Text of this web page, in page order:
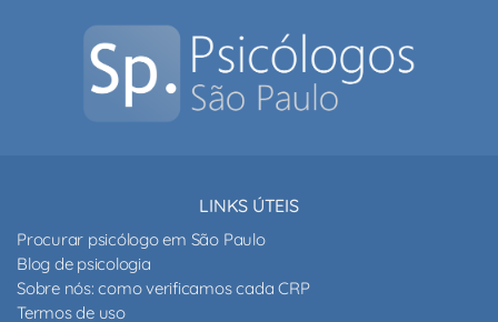
LINKS ÚTEIS
Procurar psicólogo em São Paulo
Blog de psicologia
Sobre nós: como verificamos cada CRP
Termos de uso